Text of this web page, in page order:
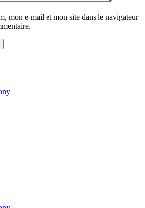
mon e-mail et mon site dans le navigateur